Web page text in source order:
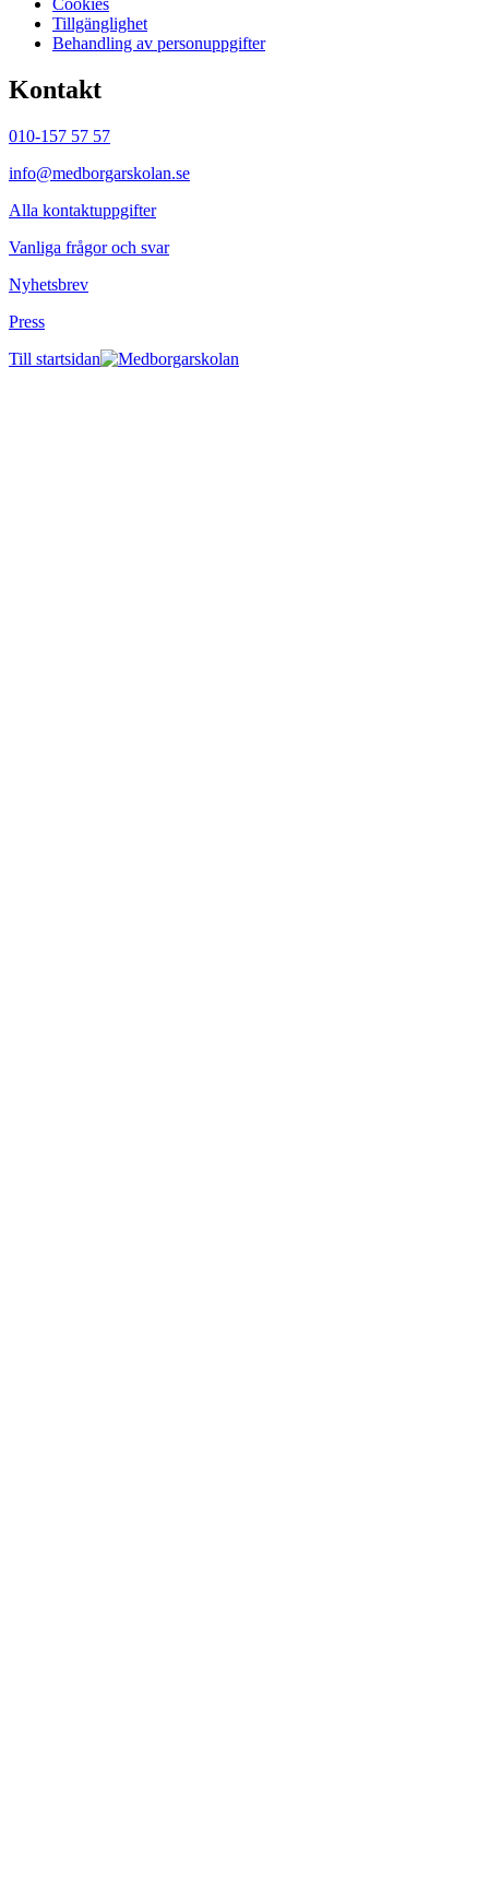
Cookies
Tillgänglighet
Behandling av personuppgifter
Kontakt
010-157 57 57
info@medborgarskolan.se
Alla kontaktuppgifter
Vanliga frågor och svar
Nyhetsbrev
Press
Till startsidan